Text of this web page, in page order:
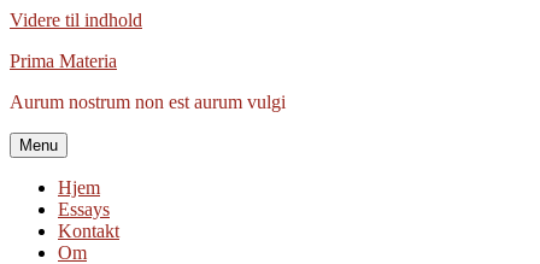
Videre til indhold
Prima Materia
Aurum nostrum non est aurum vulgi
Menu
Hjem
Essays
Kontakt
Om